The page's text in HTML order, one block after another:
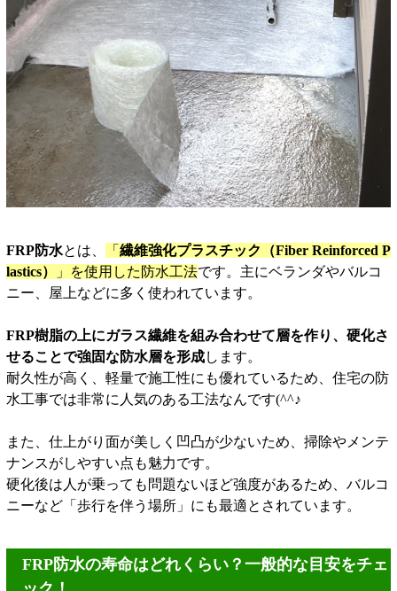
FRP防水とは、 「 繊維強化プラスチック（Fiber Reinforced P
lastics）
」を使用した防水工法です。主にベランダやバルコ
ニー、屋上などに多く使われています。
FRP樹脂の上にガラス繊維を組み合わせて層を作り、硬化さ
せることで強固な防水層を形成します。
耐久性が高く、軽量で施工性にも優れているため、住宅の防
水工事では非常に人気のある工法なんです(^^♪
また、仕上がり面が美しく凹凸が少ないため、掃除やメンテ
ナンスがしやすい点も魅力です。
硬化後は人が乗っても問題ないほど強度があるため、バルコ
ニーなど「歩行を伴う場所」にも最適とされています。
FRP防水の寿命はどれくらい？一般的な目安をチェ